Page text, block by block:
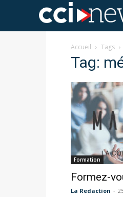
Accueil Tags
Tag:
Formation
Formez-
La Redaction -